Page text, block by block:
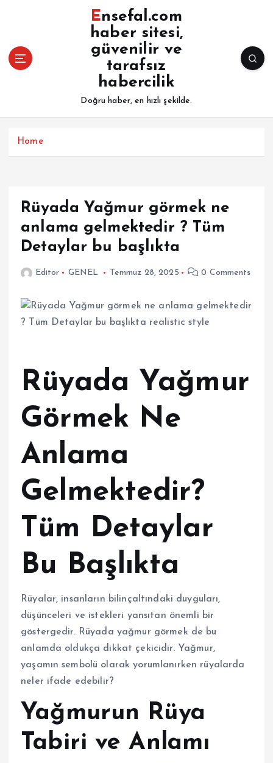
t
Ensefal.com
haber sitesi,
güvenilir ve
tarafsız
habercilik
Doğru haber, en hızlı şekilde.
Home
Rüyada Yağmur görmek ne
anlama gelmektedir ? Tüm
Detaylar bu başlıkta
Editor GENEL Temmuz 28, 2025 0 Comments
Rüyada Yağmur
Görmek Ne
Anlama
Gelmektedir?
Tüm Detaylar
Bu Başlıkta
Rüyalar, insanların bilinçaltındaki duyguları,
düşünceleri ve istekleri yansıtan önemli bir
göstergedir. Rüyada yağmur görmek de bu
anlamda oldukça dikkat çekicidir. Yağmur,
yaşamın sembolü olarak yorumlanırken rüyalarda
neler ifade edebilir?
Yağmurun Rüya
Tabiri ve Anlamı